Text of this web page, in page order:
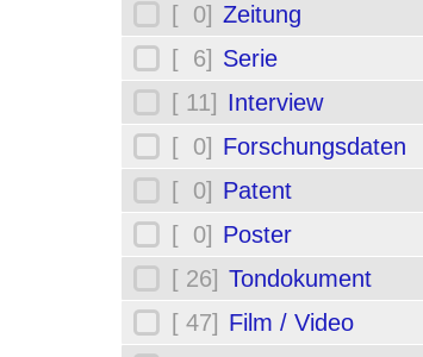
[ 0] Zeitung
[ 6] Serie
[ 11] Interview
[ 0] Forschungsdaten
[ 0] Patent
[ 0] Poster
[ 26] Tondokument
[ 47] Film / Video